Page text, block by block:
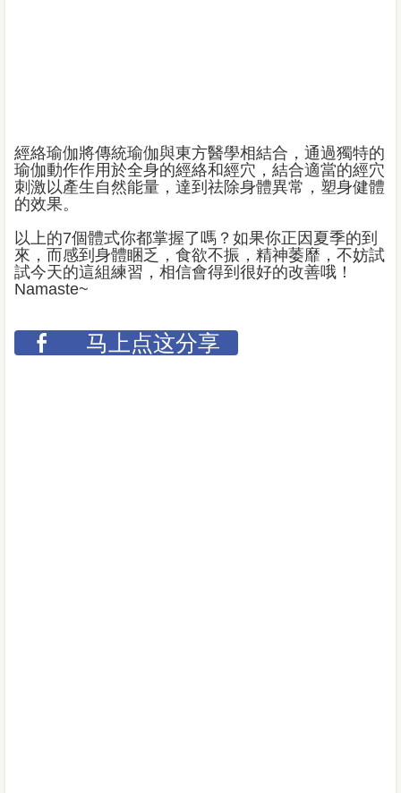
經絡瑜伽將傳統瑜伽與東方醫學相結合，通過獨特的
瑜伽動作作用於全身的經絡和經穴，結合適當的經穴
刺激以產生自然能量，達到祛除身體異常，塑身健體
的效果。
以上的7個體式你都掌握了嗎？如果你正因夏季的到
來，而感到身體睏乏，食欲不振，精神萎靡，不妨試
試今天的這組練習，相信會得到很好的改善哦！
Namaste~
马上点这分享